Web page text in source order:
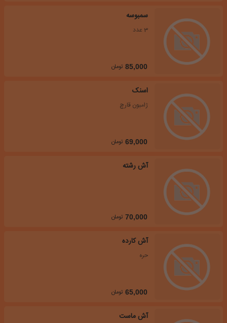
سمبوسه
3 عدد
85,000 تومان
اسنک
ژامبون قارچ
69,000 تومان
آش رشته
70,000 تومان
آش کارده
حره
65,000 تومان
آش ماست